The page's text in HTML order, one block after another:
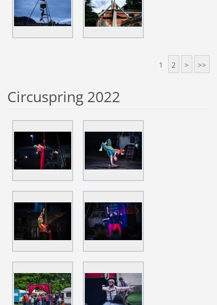
1 2 > >>
Circuspring 2022